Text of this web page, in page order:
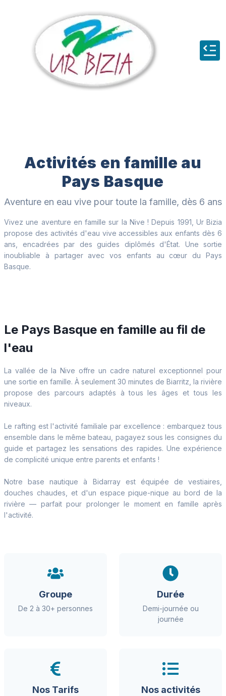
Activités en famille au
Pays Basque
Aventure en eau vive pour toute la famille, dès 6 ans
Vivez une aventure en famille sur la Nive ! Depuis 1991, Ur Bizia
propose des activités d'eau vive accessibles aux enfants dès 6
ans, encadrées par des guides diplômés d'État. Une sortie
inoubliable à partager avec vos enfants au cœur du Pays
Basque.
Le Pays Basque en famille au fil de
l'eau
La vallée de la Nive offre un cadre naturel exceptionnel pour
une sortie en famille. À seulement 30 minutes de Biarritz, la rivière
propose des parcours adaptés à tous les âges et tous les
niveaux.
Le rafting est l'activité familiale par excellence : embarquez tous
ensemble dans le même bateau, pagayez sous les consignes du
guide et partagez les sensations des rapides. Une expérience
de complicité unique entre parents et enfants !
Notre base nautique à Bidarray est équipée de vestiaires,
douches chaudes, et d'un espace pique-nique au bord de la
rivière — parfait pour prolonger le moment en famille après
l'activité.
Groupe
De 2 à 30+ personnes
Durée
Demi-journée ou
journée
Nos Tarifs Nos activités